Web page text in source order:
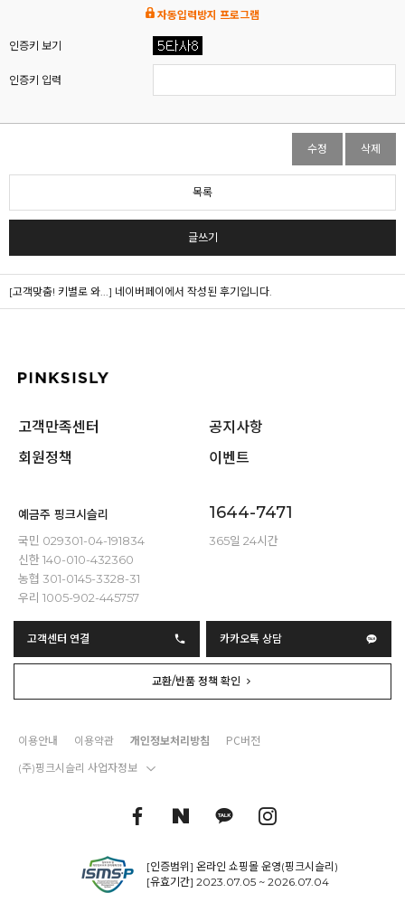
자동입력방지 프로그램
인증키 보기
인증키 입력
수정 삭제
목록
글쓰기
[고객맞춤! 키별로 와...] 네이버페이에서 작성된 후기입니다.
고객만족센터
공지사항
회원정책
이벤트
예금주 핑크시슬리
국민 029301-04-191834
신한 140-010-432360
농협 301-0145-3328-31
우리 1005-902-445757
1644-7471
365일 24시간
고객센터 연결 카카오톡 상담
교환/반품 정책 확인
이용안내 이용약관 개인정보처리방침 PC버전
(주)핑크시슬리 사업자정보
[인증범위] 온라인 쇼핑몰 운영(핑크시슬리)
[유효기간] 2023.07.05 ~ 2026.07.04